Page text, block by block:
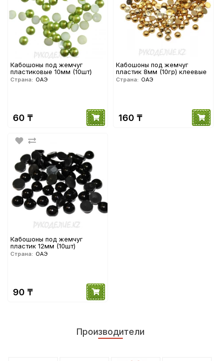
Кабошоны под жемчуг
пластиковые 10мм (10шт)
Страна: ОАЭ
60 ₸
Кабошоны под жемчуг
пластик 8мм (10гр) клеевые
Страна: ОАЭ
160 ₸
Кабошоны под жемчуг
пластик 12мм (10шт)
Страна: ОАЭ
90 ₸
Производители